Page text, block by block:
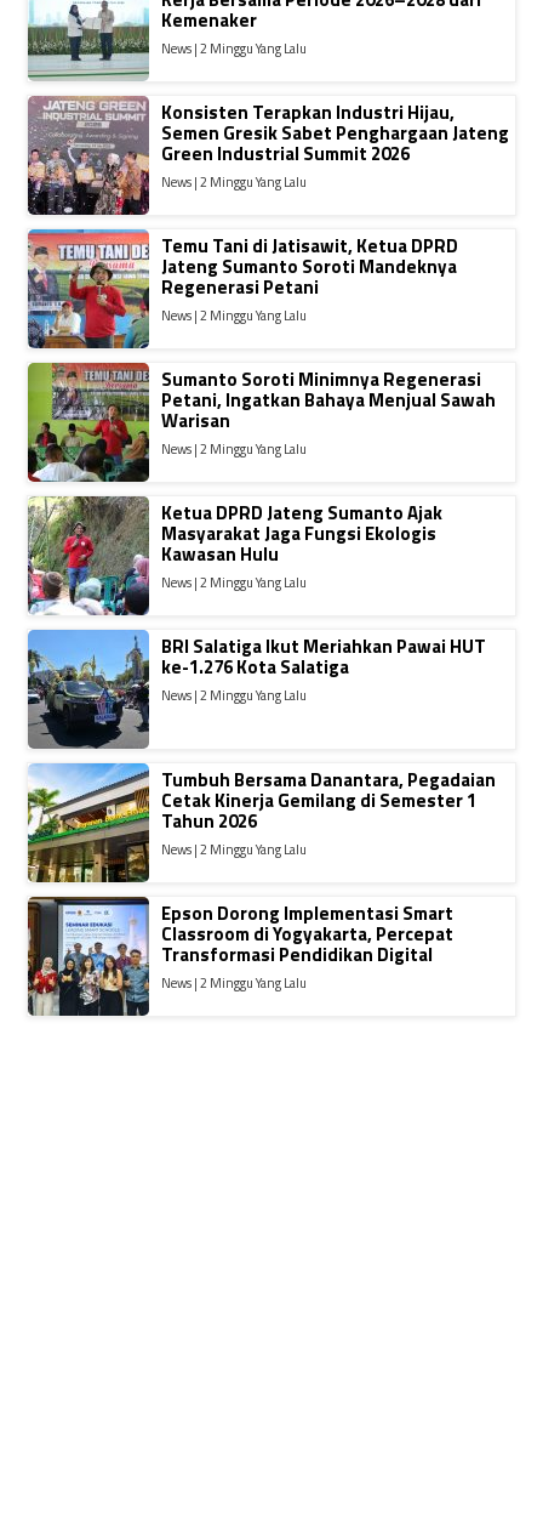
Kemenaker
News | 2 Minggu Yang Lalu
Konsisten Terapkan Industri Hijau,
Semen Gresik Sabet Penghargaan Jateng
Green Industrial Summit 2026
News | 2 Minggu Yang Lalu
Temu Tani di Jatisawit, Ketua DPRD
Jateng Sumanto Soroti Mandeknya
Regenerasi Petani
News | 2 Minggu Yang Lalu
Sumanto Soroti Minimnya Regenerasi
Petani, Ingatkan Bahaya Menjual Sawah
Warisan
News | 2 Minggu Yang Lalu
Ketua DPRD Jateng Sumanto Ajak
Masyarakat Jaga Fungsi Ekologis
Kawasan Hulu
News | 2 Minggu Yang Lalu
BRI Salatiga Ikut Meriahkan Pawai HUT
ke-1.276 Kota Salatiga
News | 2 Minggu Yang Lalu
Tumbuh Bersama Danantara, Pegadaian
Cetak Kinerja Gemilang di Semester 1
Tahun 2026
News | 2 Minggu Yang Lalu
Epson Dorong Implementasi Smart
Classroom di Yogyakarta, Percepat
Transformasi Pendidikan Digital
News | 2 Minggu Yang Lalu